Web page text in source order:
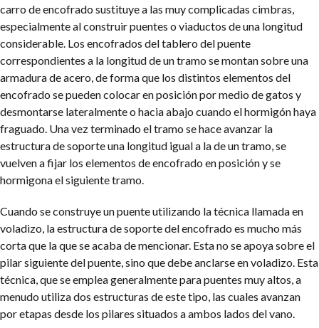
carro de encofrado sustituye a las muy complicadas cimbras,
especialmente al construir puentes o viaductos de una longitud
considerable. Los encofrados del tablero del puente
correspondientes a la longitud de un tramo se montan sobre una
armadura de acero, de forma que los distintos elementos del
encofrado se pueden colocar en posición por medio de gatos y
desmontarse lateralmente o hacia abajo cuando el hormigón haya
fraguado. Una vez terminado el tramo se hace avanzar la
estructura de soporte una longitud igual a la de un tramo, se
vuelven a fijar los elementos de encofrado en posición y se
hormigona el siguiente tramo.
Cuando se construye un puente utilizando la técnica llamada en
voladizo, la estructura de soporte del encofrado es mucho más
corta que la que se acaba de mencionar. Esta no se apoya sobre el
pilar siguiente del puente, sino que debe anclarse en voladizo. Esta
técnica, que se emplea generalmente para puentes muy altos, a
menudo utiliza dos estructuras de este tipo, las cuales avanzan
por etapas desde los pilares situados a ambos lados del vano.